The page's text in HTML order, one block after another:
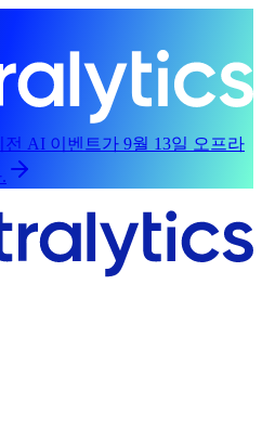
전 AI 이벤트가 9월 13일 오프라